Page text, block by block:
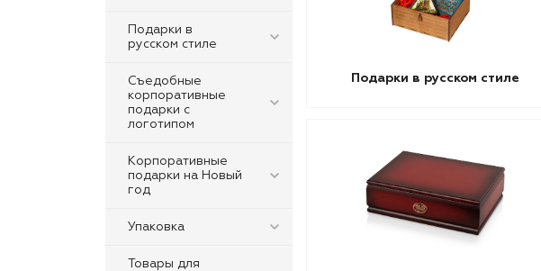
Подарки в
русском стиле
Съедобные
корпоративные
подарки с
логотипом
Корпоративные
подарки на Новый
год
Упаковка
Товары для
Подарки в русском стиле